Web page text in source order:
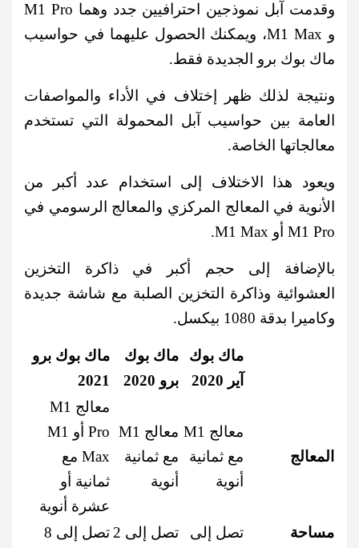
وقدمت آبل نموذجين احترافيين جدد وهما M1 Pro
و M1 Max، ويمكنك الحصول عليهما في حواسيب
ماك بوك برو الجديدة فقط.
ونتيجة لذلك ظهر إختلاف في الأداء والمواصفات
العامة بين حواسيب آبل المحمولة التي تستخدم
معالجاتها الخاصة.
ويعود هذا الاختلاف إلى استخدام عدد أكبر من
الأنوية في المعالج المركزي والمعالج الرسومي في
M1 Pro أو M1 Max.
بالإضافة إلى حجم أكبر في ذاكرة التخزين
العشوائية وذاكرة التخزين الصلبة مع شاشة جديدة
وكاميرا بدقة 1080 بيكسل.
ماك بوك
آير 2020
ماك بوك
برو 2020
ماك بوك برو
2021
المعالج
معالج M1
مع ثمانية
أنوية
معالج M1
مع ثمانية
أنوية
معالج M1
Pro أو M1
Max مع
ثمانية أو
عشرة أنوية
مساحة
تصل إلى
تصل إلى 2
تصل إلى 8